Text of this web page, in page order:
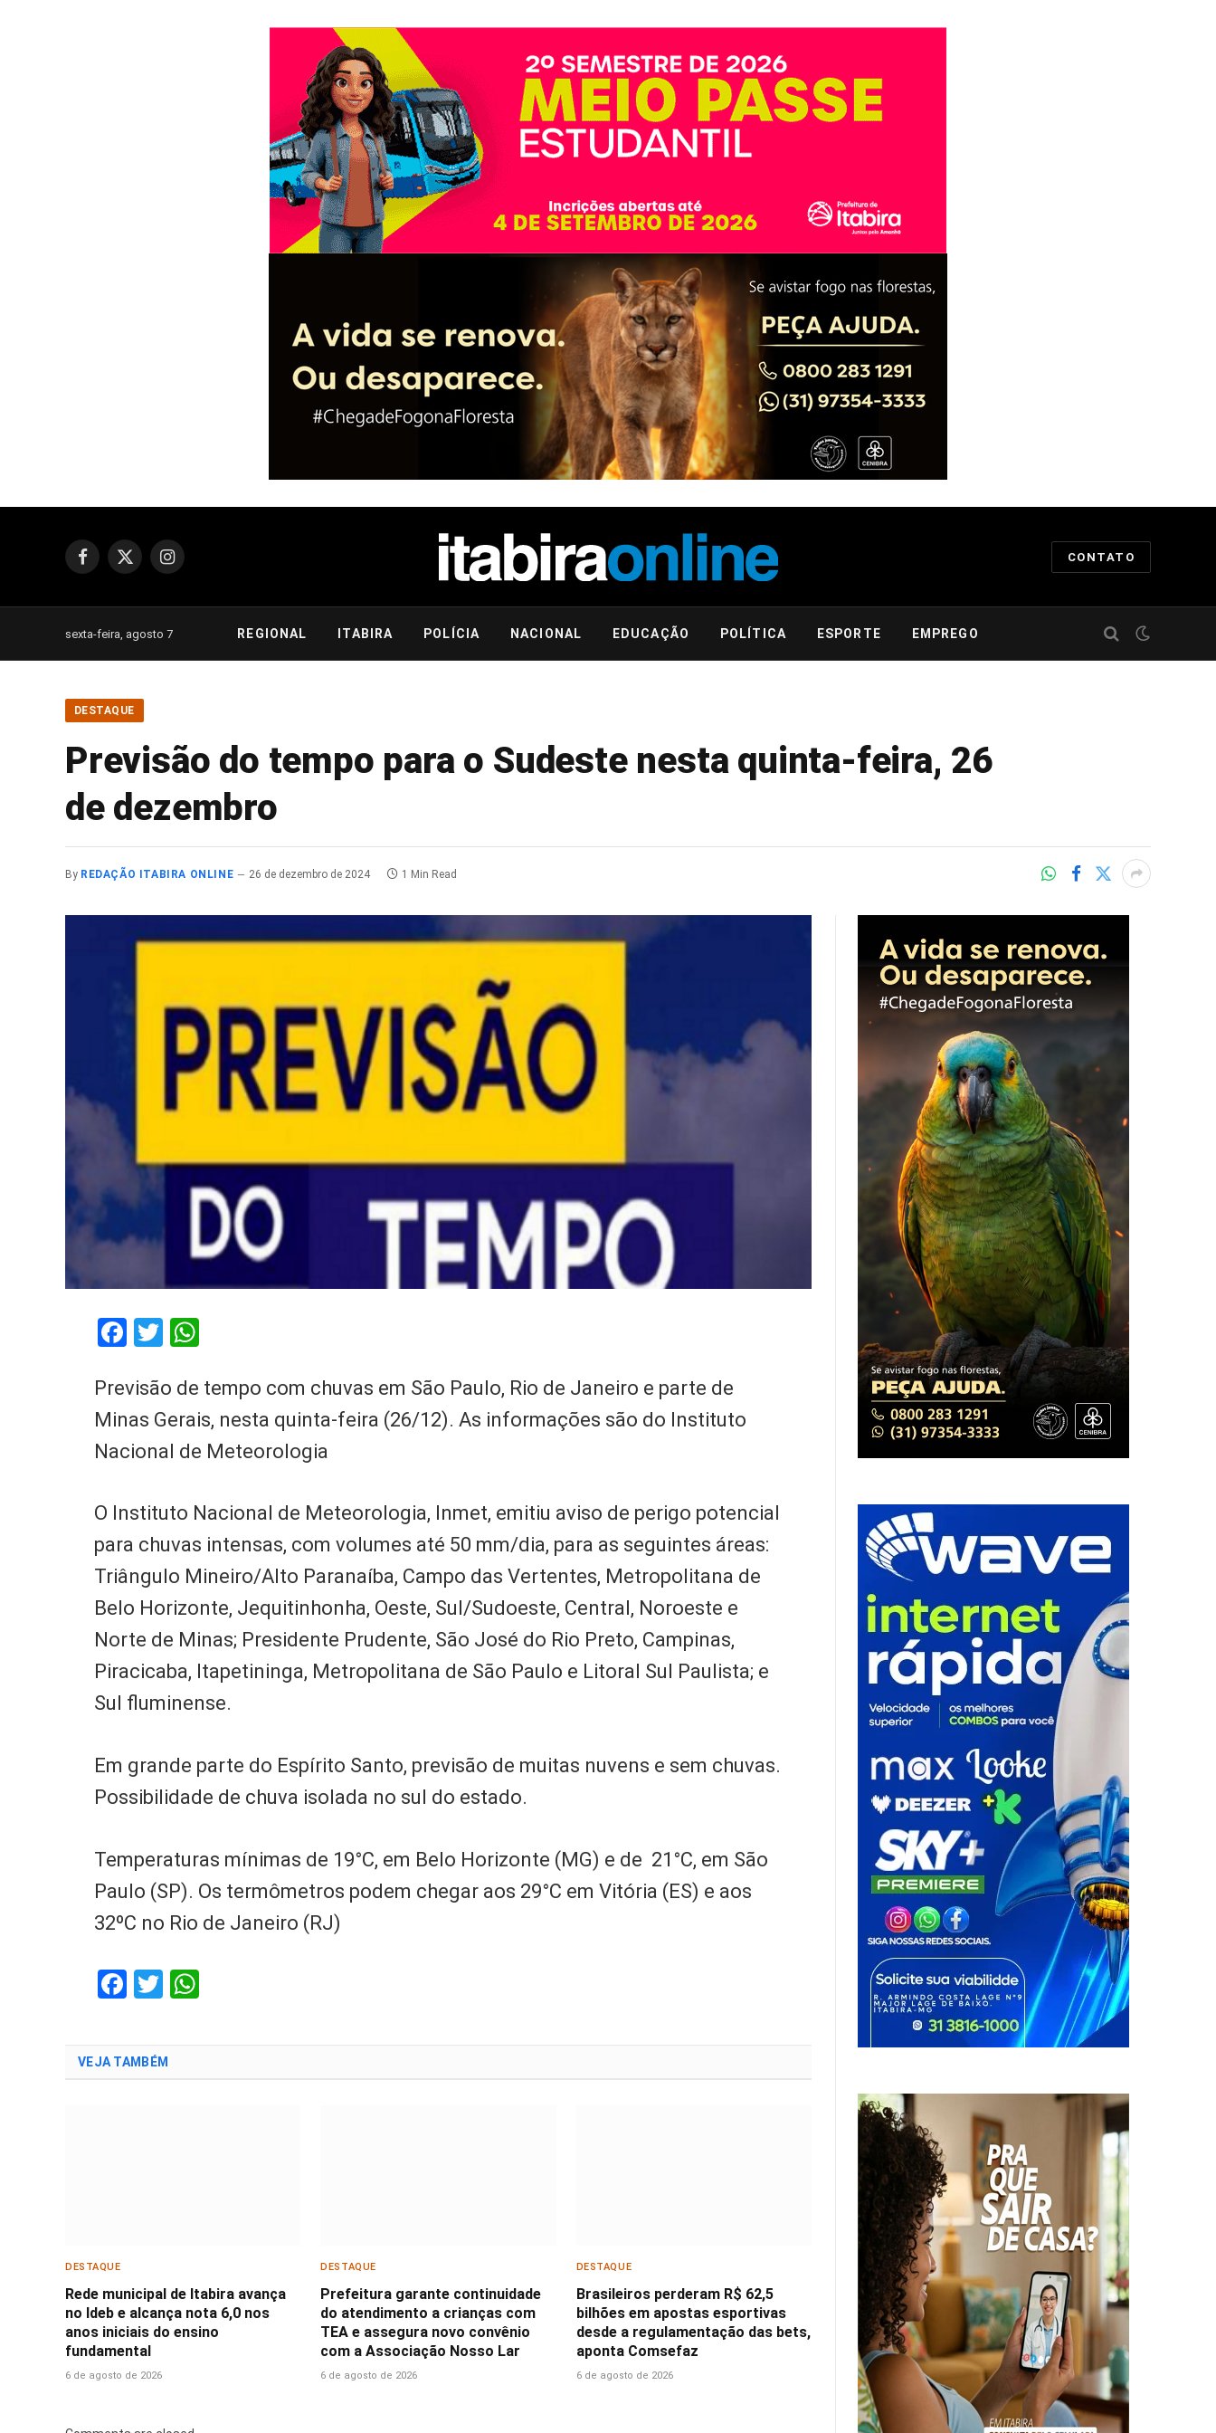
Facebook
X
Instagram
CONTATO
sexta-feira, agosto 7 REGIONAL ITABIRA POLÍCIA NACIONAL EDUCAÇÃO POLÍTICA ESPORTE EMPREGO
DESTAQUE
Previsão do tempo para o Sudeste nesta quinta-feira, 26
de dezembro
By REDAÇÃO ITABIRA ONLINE 26 de dezembro de 2024 1 Min Read
Facebook
Twitter
Previsão de tempo com chuvas em São Paulo, Rio de Janeiro e parte de
Minas Gerais, nesta quinta-feira (26/12). As informações são do Instituto
Nacional de Meteorologia
O Instituto Nacional de Meteorologia, Inmet, emitiu aviso de perigo potencial
para chuvas intensas, com volumes até 50 mm/dia, para as seguintes áreas:
Triângulo Mineiro/Alto Paranaíba, Campo das Vertentes, Metropolitana de
Belo Horizonte, Jequitinhonha, Oeste, Sul/Sudoeste, Central, Noroeste e
Norte de Minas; Presidente Prudente, São José do Rio Preto, Campinas,
Piracicaba, Itapetininga, Metropolitana de São Paulo e Litoral Sul Paulista; e
Sul fluminense.
Em grande parte do Espírito Santo, previsão de muitas nuvens e sem chuvas.
Possibilidade de chuva isolada no sul do estado.
Temperaturas mínimas de 19°C, em Belo Horizonte (MG) e de 21°C, em São
Paulo (SP). Os termômetros podem chegar aos 29°C em Vitória (ES) e aos
32ºC no Rio de Janeiro (RJ)
Facebook
Twitter
VEJA TAMBÉM
DESTAQUE
Rede municipal de Itabira avança
no Ideb e alcança nota 6,0 nos
anos iniciais do ensino
fundamental
6 de agosto de 2026
DESTAQUE
Prefeitura garante continuidade
do atendimento a crianças com
TEA e assegura novo convênio
com a Associação Nosso Lar
6 de agosto de 2026
DESTAQUE
Brasileiros perderam R$ 62,5
bilhões em apostas esportivas
desde a regulamentação das bets,
aponta Comsefaz
6 de agosto de 2026